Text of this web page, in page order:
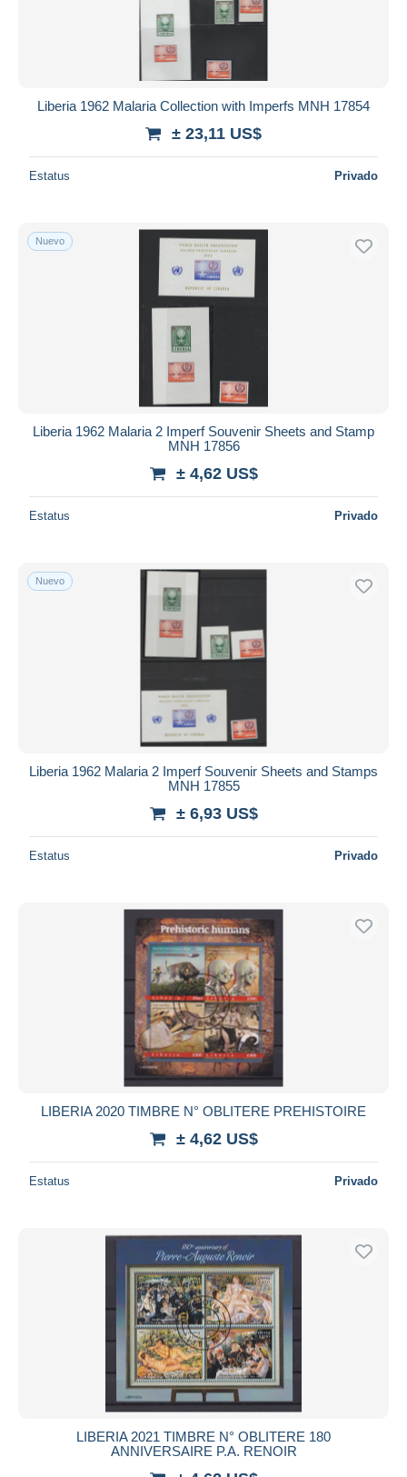
Liberia 1962 Malaria Collection with Imperfs MNH 17854
± 23,11 US$
Estatus Privado
Nuevo
Liberia 1962 Malaria 2 Imperf Souvenir Sheets and Stamp
MNH 17856
± 4,62 US$
Estatus Privado
Nuevo
Liberia 1962 Malaria 2 Imperf Souvenir Sheets and Stamps
MNH 17855
± 6,93 US$
Estatus Privado
LIBERIA 2020 TIMBRE N° OBLITERE PREHISTOIRE
± 4,62 US$
Estatus Privado
LIBERIA 2021 TIMBRE N° OBLITERE 180
ANNIVERSAIRE P.A. RENOIR